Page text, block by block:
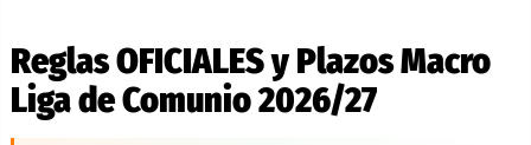
Reglas OFICIALES y Plazos Macro
Liga de Comunio 2026/27